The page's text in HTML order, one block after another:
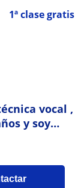
1ª clase gratis
vocal ,
y soy